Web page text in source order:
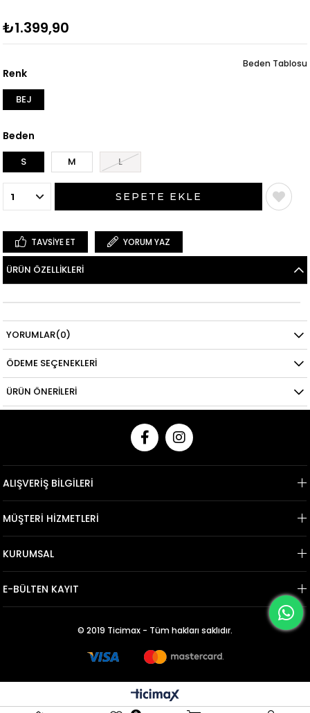
₺1.399,90
Renk
BEJ
Beden
S M L
Beden Tablosu
TAVSIYE ET YORUM YAZ
ÜRÜN ÖZELLIKLERI
YORUMLAR(0)
ÖDEME SEÇENEKLERI
ÜRÜN ÖNERILERI
ALIŞVERİŞ BİLGİLERİ
MÜŞTERİ HİZMETLERİ
KURUMSAL
E-BÜLTEN KAYIT
© 2019 Ticimax - Tüm hakları saklıdır.